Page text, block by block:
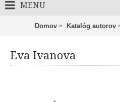
MENU
Domov Katalóg autorov
Eva Ivanova